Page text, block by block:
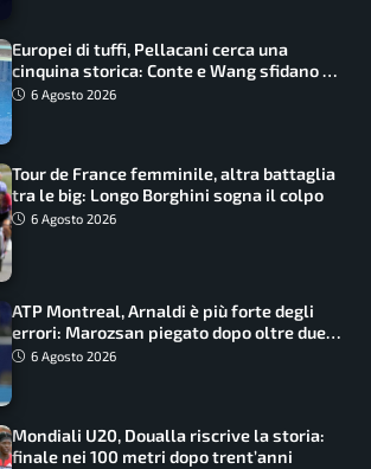
Europei di tuffi, Pellacani cerca una
cinquina storica: Conte e Wang sfidano la
piattaforma
6 Agosto 2026
Tour de France femminile, altra battaglia
tra le big: Longo Borghini sogna il colpo
6 Agosto 2026
ATP Montreal, Arnaldi è più forte degli
errori: Marozsan piegato dopo oltre due
ore6 Agosto 2026
Mondiali U20, Doualla riscrive la storia:
finale nei 100 metri dopo trent’anni